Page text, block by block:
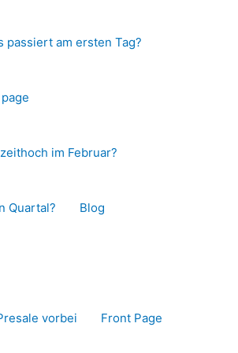
passiert am ersten Tag?
im Februar?
Quartal? Blog
vorbei Front Page